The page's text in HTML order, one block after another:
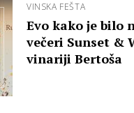
VINSKA FEŠTA
Evo kako je bilo
večeri Sunset &
vinariji Bertoša